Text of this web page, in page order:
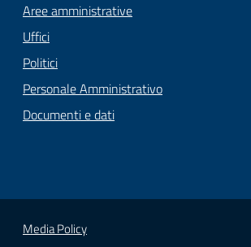
Aree amministrative
Uffici
Politici
Personale Amministrativo
Documenti e dati
Media Policy